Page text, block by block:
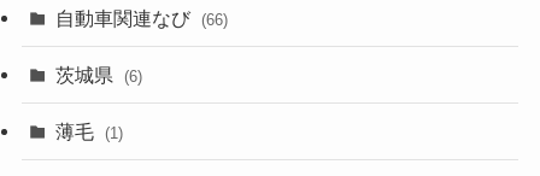
自動車関連なび (66)
茨城県 (6)
薄毛 (1)